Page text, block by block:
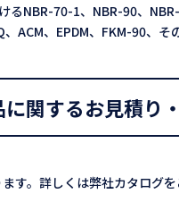
るNBR-70-1、NBR-90、
ACM、EPDM、FKM-90、そ
に関するお見積り
す。詳しくは弊社カタログを